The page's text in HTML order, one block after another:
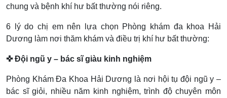
chung và bệnh khí hư bất thường nói riêng.
6 lý do chị em nên lựa chọn Phòng khám đa khoa Hải
Dương làm nơi thăm khám và điều trị khí hư bất thường:
✜ Đội ngũ y – bác sĩ giàu kinh nghiệm
Phòng Khám Đa Khoa Hải Dương là nơi hội tụ đội ngũ y –
bác sĩ giỏi, nhiều năm kinh nghiệm, trình độ chuyên môn